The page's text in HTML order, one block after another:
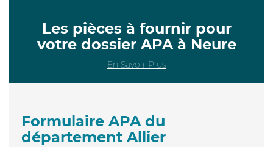
Les pièces à fournir pour
votre dossier APA à Neure
En Savoir Plus
Formulaire APA du
département Allier